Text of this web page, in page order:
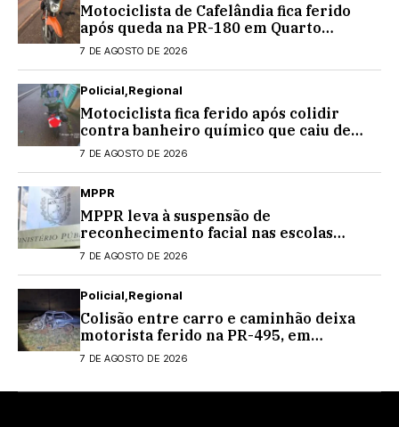
Motociclista de Cafelândia fica ferido
após queda na PR-180 em Quarto
Centenário
7 DE AGOSTO DE 2026
Policial Regional
Motociclista fica ferido após colidir
contra banheiro químico que caiu de
caminhão na PRC-467, em Cascavel
7 DE AGOSTO DE 2026
MPPR
MPPR leva à suspensão de
reconhecimento facial nas escolas
estaduais
7 DE AGOSTO DE 2026
Policial Regional
Colisão entre carro e caminhão deixa
motorista ferido na PR-495, em
Medianeira
7 DE AGOSTO DE 2026